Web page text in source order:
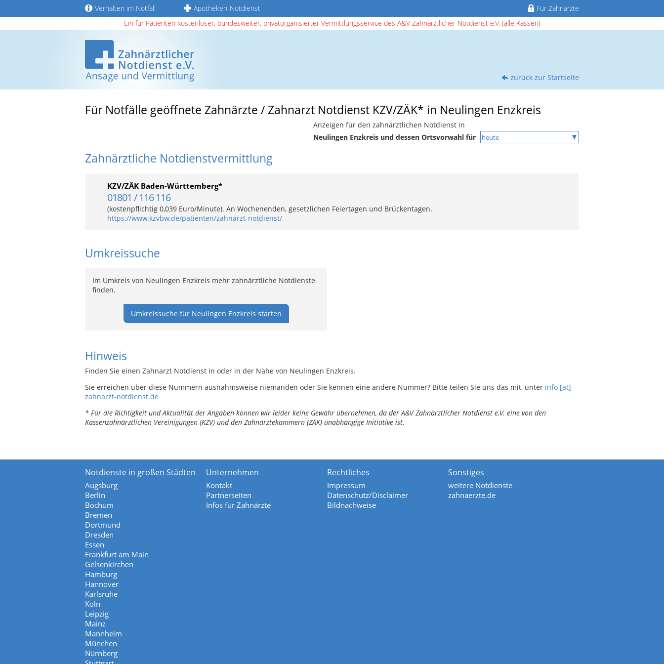
Verhalten im Notfall Apotheken-Notdienst
Für Zahnärzte
Ein für Patienten kostenloser, bundesweiter, privatorganisierter Vermittlungsservice des A&V Zahnärztlicher Notdienst e.V. (alle Kassen)
zurück zur Startseite
Für Notfälle geöffnete Zahnärzte / Zahnarzt Notdienst KZV/ZÄK* in Neulingen Enzkreis
Anzeigen für den zahnärztlichen Notdienst in
Neulingen Enzkreis und dessen Ortsvorwahl für
Zahnärztliche Notdienstvermittlung
KZV/ZÄK Baden-Württemberg*
01801 / 116 116
(kostenpflichtig 0,039 Euro/Minute). An Wochenenden, gesetzlichen Feiertagen und Brückentagen.
https://www.kzvbw.de/patienten/zahnarzt-notdienst/
Umkreissuche
Im Umkreis von Neulingen Enzkreis mehr zahnärztliche Notdienste
finden.
Umkreissuche für Neulingen Enzkreis starten
Hinweis
Finden Sie einen Zahnarzt Notdienst in oder in der Nähe von Neulingen Enzkreis.
Sie erreichen über diese Nummern ausnahmsweise niemanden oder Sie kennen eine andere Nummer? Bitte teilen Sie uns das mit, unter info [at]
zahnarzt-notdienst.de
* Für die Richtigkeit und Aktualität der Angaben können wir leider keine Gewähr übernehmen, da der A&V Zahnärztlicher Notdienst e.V. eine von den
Kassenzahnärztlichen Vereinigungen (KZV) und den Zahnärztekammern (ZÄK) unabhängige Initiative ist.
Notdienste in großen Städten
Augsburg
Berlin
Bochum
Bremen
Dortmund
Dresden
Essen
Frankfurt am Main
Gelsenkirchen
Hamburg
Hannover
Karlsruhe
Köln
Leipzig
Mainz
Mannheim
München
Nürnberg
Unternehmen
Kontakt
Partnerseiten
Infos für Zahnärzte
Rechtliches
Impressum
Datenschutz/Disclaimer
Bildnachweise
Sonstiges
weitere Notdienste
zahnaerzte.de